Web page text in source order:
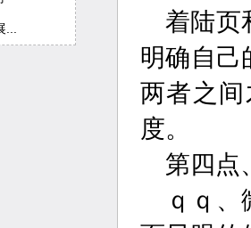
着陆页
明确自己
两者之
度。
第四点
ｑｑ